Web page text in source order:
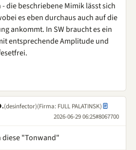
die beschriebene Mimik lässt sich
es eben durchaus auch auf die
ankommt. In SW braucht es ein
entsprechende Amplitude und
(desinfector)(Firma: FULL PALATINSK)
2026-06-29 06:25#8067700
diese "Tonwand"